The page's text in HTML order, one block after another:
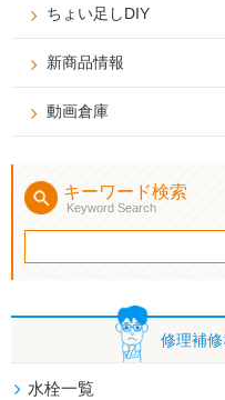
ちょい足しDIY
新商品情報
動画倉庫
キーワード検索
Keyword Search
修理補
水栓一覧